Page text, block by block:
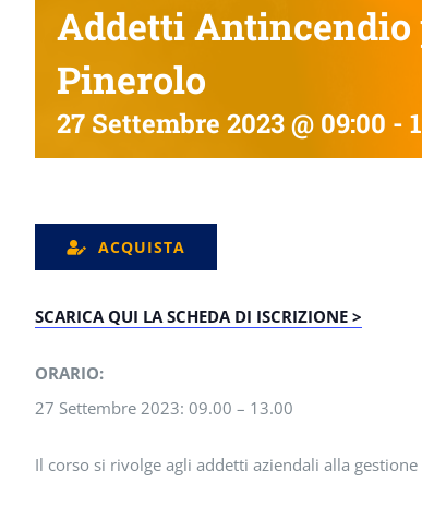
Addetti
Pinerolo
27 Settembre 2023 @ 09:00 -
ACQUISTA
SCARICA QUI LA SCHEDA DI ISCRIZIONE >
ORARIO:
27 Settembre 2023: 09.00 – 13.00
Il corso si rivolge agli addetti aziendali alla